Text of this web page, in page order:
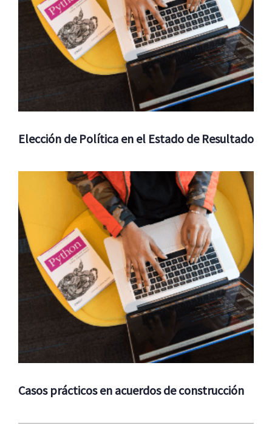
Elección de Política en el Estado de Resultado
Casos prácticos en acuerdos de construcción